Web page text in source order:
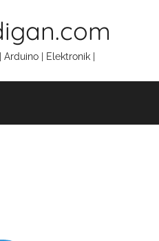
Arduino | Elektronik |